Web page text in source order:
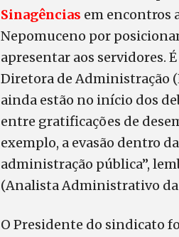
Sinagências em encontros
Nepomuceno por
apresentar aos servidores.
Diretora de Administração
ainda estão no início dos
entre gratificações de
exemplo, a evasão dentro
administração pública”,
(Analista Administrativo
O Presidente do sindicato